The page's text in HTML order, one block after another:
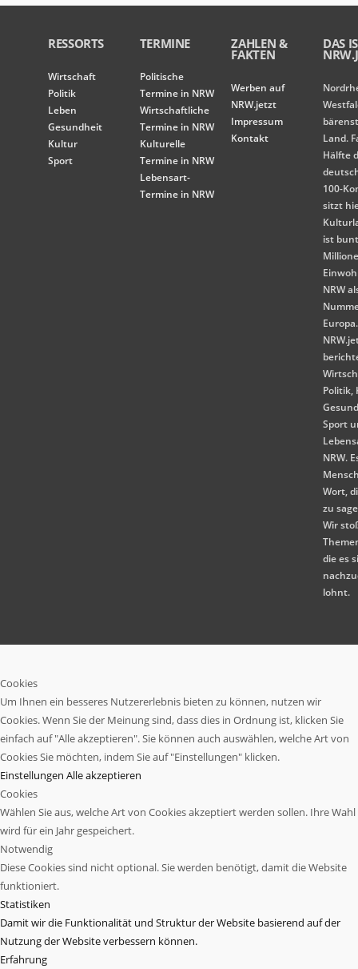
RESSORTS
Wirtschaft
Politik
Leben
Gesundheit
Kultur
Sport
TERMINE
Politische
Termine in NRW
Wirtschaftliche
Termine in NRW
Kulturelle
Termine in NRW
Lebensart-
Termine in NRW
ZAHLEN &
FAKTEN
Werben auf
NRW.jetzt
Impressum
Kontakt
DAS
Land.
Hälfte
100-
sitzt
ist
NRW
Europa.
Politik,
Sport
NRW.
Wort,
zu
Wir
die es
lohnt.
Cookies
Um Ihnen ein besseres Nutzererlebnis bieten zu können, nutzen wir
Cookies. Wenn Sie der Meinung sind, dass dies in Ordnung ist, klicken Sie
einfach auf "Alle akzeptieren". Sie können auch auswählen, welche Art von
Cookies Sie möchten, indem Sie auf "Einstellungen" klicken.
Einstellungen Alle akzeptieren
Cookies
Wählen Sie aus, welche Art von Cookies akzeptiert werden sollen. Ihre Wahl
wird für ein Jahr gespeichert.
Notwendig
Diese Cookies sind nicht optional. Sie werden benötigt, damit die Website
funktioniert.
Statistiken
Damit wir die Funktionalität und Struktur der Website basierend auf der
Nutzung der Website verbessern können.
Erfahrung